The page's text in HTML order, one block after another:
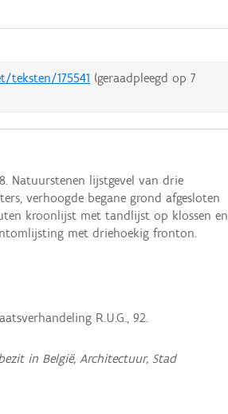
teksten/175541 (geraadpleegd op 7
Natuurstenen lijstgevel van drie
verhoogde begane grond afgesloten
kroonlijst met tandlijst op klossen en
met driehoekig fronton.
R.U.G., 92.
in België, Architectuur, Stad